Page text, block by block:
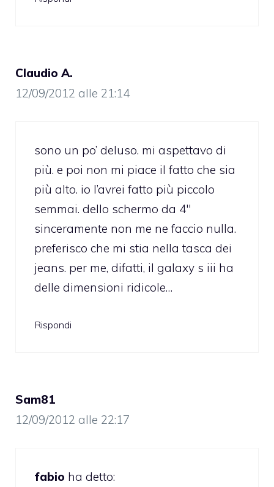
Claudio A.
12/09/2012 alle 21:14
sono un po’ deluso. mi aspettavo di
più. e poi non mi piace il fatto che sia
più alto. io l’avrei fatto più piccolo
semmai. dello schermo da 4″
sinceramente non me ne faccio nulla.
preferisco che mi stia nella tasca dei
jeans. per me, difatti, il galaxy s iii ha
delle dimensioni ridicole…
Rispondi
Sam81
12/09/2012 alle 22:17
fabio ha detto: